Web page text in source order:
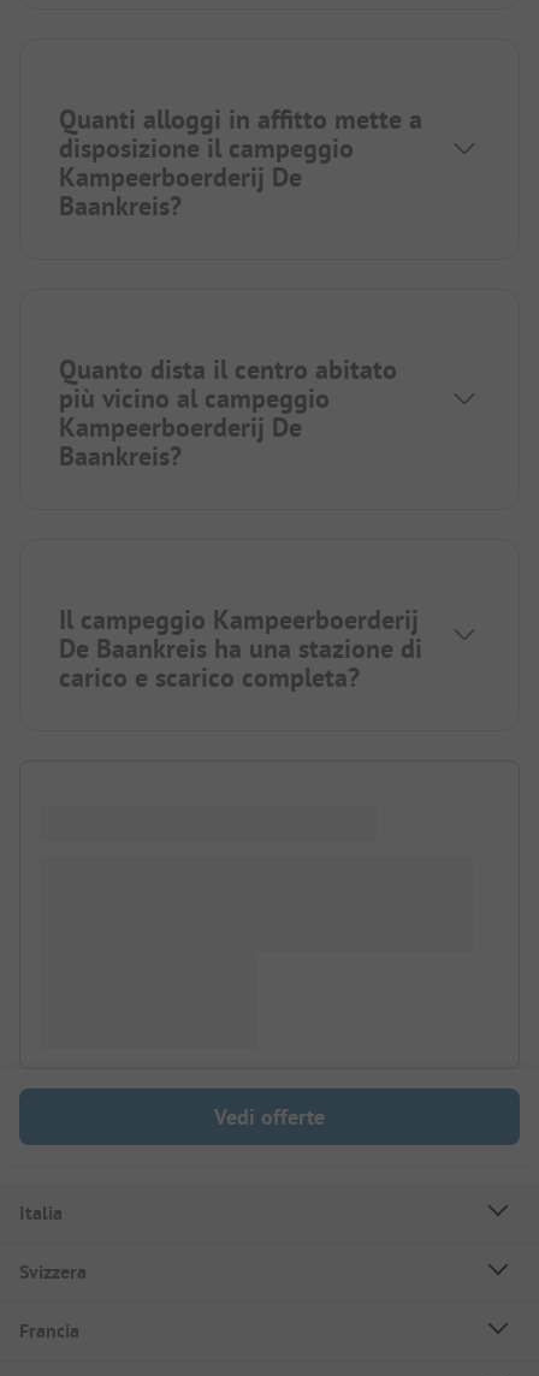
Quanti alloggi in affitto mette a
disposizione il campeggio
Kampeerboerderij De
Baankreis?
Quanto dista il centro abitato
più vicino al campeggio
Kampeerboerderij De
Baankreis?
Il campeggio Kampeerboerderij
De Baankreis ha una stazione di
carico e scarico completa?
Vedi offerte
Italia
Svizzera
Francia